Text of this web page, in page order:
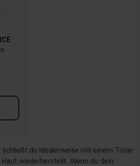
schließt du idealerweise mit einem Toner
wiederherstellt. Wenn du dein